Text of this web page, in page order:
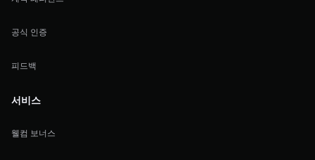
공식 인증
피드백
서비스
웰컴 보너스